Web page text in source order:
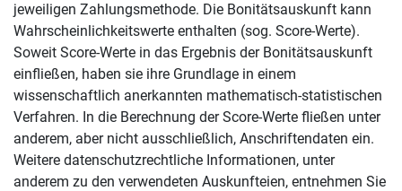
jeweiligen Zahlungsmethode. Die Bonitätsauskunft kann
Wahrscheinlichkeitswerte enthalten (sog. Score-Werte).
Soweit Score-Werte in das Ergebnis der Bonitätsauskunft
einfließen, haben sie ihre Grundlage in einem
wissenschaftlich anerkannten mathematisch-statistischen
Verfahren. In die Berechnung der Score-Werte fließen unter
anderem, aber nicht ausschließlich, Anschriftendaten ein.
Weitere datenschutzrechtliche Informationen, unter
anderem zu den verwendeten Auskunfteien, entnehmen Sie